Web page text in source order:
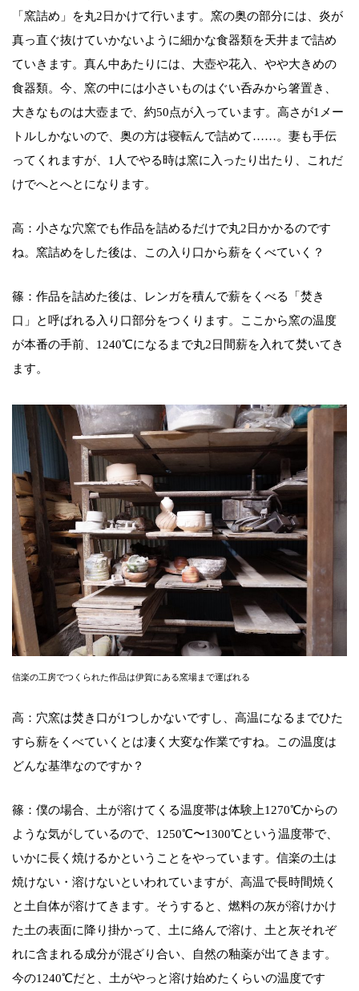
「窯詰め」を丸2日かけて行います。窯の奥の部分には、炎が
真っ直ぐ抜けていかないように細かな食器類を天井まで詰め
ていきます。真ん中あたりには、大壺や花入、やや大きめの
食器類。今、窯の中には小さいものはぐい呑みから箸置き、
大きなものは大壺まで、約50点が入っています。高さが1メー
トルしかないので、奥の方は寝転んで詰めて……。妻も手伝
ってくれますが、1人でやる時は窯に入ったり出たり、これだ
けでへとへとになります。
高：小さな穴窯でも作品を詰めるだけで丸2日かかるのです
ね。窯詰めをした後は、この入り口から薪をくべていく？
篠：作品を詰めた後は、レンガを積んで薪をくべる「焚き
口」と呼ばれる入り口部分をつくります。ここから窯の温度
が本番の手前、1240℃になるまで丸2日間薪を入れて焚いてき
ます。
信楽の工房でつくられた作品は伊賀にある窯場まで運ばれる
高：穴窯は焚き口が1つしかないですし、高温になるまでひた
すら薪をくべていくとは凄く大変な作業ですね。この温度は
どんな基準なのですか？
篠：僕の場合、土が溶けてくる温度帯は体験上1270℃からの
ような気がしているので、1250℃〜1300℃という温度帯で、
いかに長く焼けるかということをやっています。信楽の土は
焼けない・溶けないといわれていますが、高温で長時間焼く
と土自体が溶けてきます。そうすると、燃料の灰が溶けかけ
た土の表面に降り掛かって、土に絡んで溶け、土と灰それぞ
れに含まれる成分が混ざり合い、自然の釉薬が出てきます。
今の1240℃だと、土がやっと溶け始めたくらいの温度です